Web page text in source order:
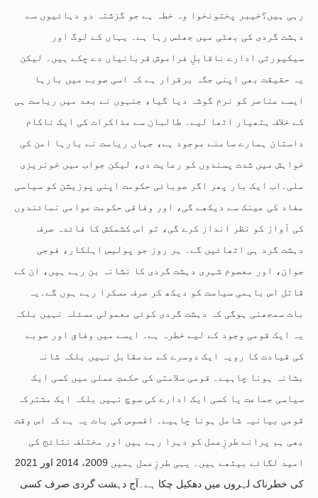
رہی ہیں؟خیبر پختونخوا وہ خطہ ہے جو گزشتہ دو دہائیوں سے
دہشت گردی کی بھٹی میں جھلس رہا ہے۔ یہاں کے لوگ اور
سیکیورٹی ادارے ناقابلِ فراموش قربانیاں دے چکے ہیں۔ لیکن
یہ حقیقت بھی اپنی جگہ برقرار ہے کہ اسی صوبے میں بارہا
ایسے عناصر کو نرم گوشہ دیا گیا، جنہوں نے بعد میں ریاست ہی
کے خلاف ہتھیار اٹھا لیے۔ طالبان سے مذاکرات کی ایک ناکام
داستان ہمارے سامنے موجود ہے، جہاں ریاست نے بارہا امن کی
خواہش میں شدت پسندوں کو رعایت دی، لیکن جواب میں خونریزی
ملی۔اب ایک بار پھر اگر صوبائی حکومت اپنی پوزیشن کو سیاسی
مفاد کی عینک سے دیکھے گی، اور وفاقی حکومت عوامی نمائندوں
کی آواز کو نظر انداز کرے گی، تو اس کشمکش کا فائدہ صرف
دہشت گرد ہی اٹھائیں گے۔ ہر روز جو پولیس اہلکار، فوجی
جوان، اور معصوم شہری دہشت گردی کا نشانہ بن رہے ہیں، ان کے
قاتل اس باہمی سیاست کو دیکھ کر صرف مسکرا رہے ہوں گے۔یہ
بات سمجھنی ہوگی کہ دہشت گردی کوئی معمولی مسئلہ نہیں بلکہ
یہ ایک قومی وجود کے لیے خطرہ ہے۔ ایسے میں وفاق اور صوبے
کی قیادت کا رویہ ایک دوسرے کے مدمقابل نہیں بلکہ شانہ
بشانہ ہونا چاہیے۔ قومی سلامتی کی حکمتِ عملی میں کسی ایک
سیاسی جماعت یا کسی ایک ادارے کی سوچ نہیں بلکہ ایک مشترکہ
قومی بیانیہ شامل ہونا چاہیے۔ افسوس کی بات یہ ہے کہ اس وقت
بھی ہم پرانے طرزِعمل کو دہرا رہے ہیں اور مختلف نتائج کی
امید لگائے بیٹھے ہیں۔ یہی طرزِعمل ہمیں 2009، 2014 اور 2021
کی خطرناک لہروں میں دھکیل چکا ہے۔آج دہشت گردی صرف کسی